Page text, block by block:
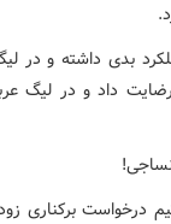
بدی داشته و در
داد و در لیگ
تیم درخواست